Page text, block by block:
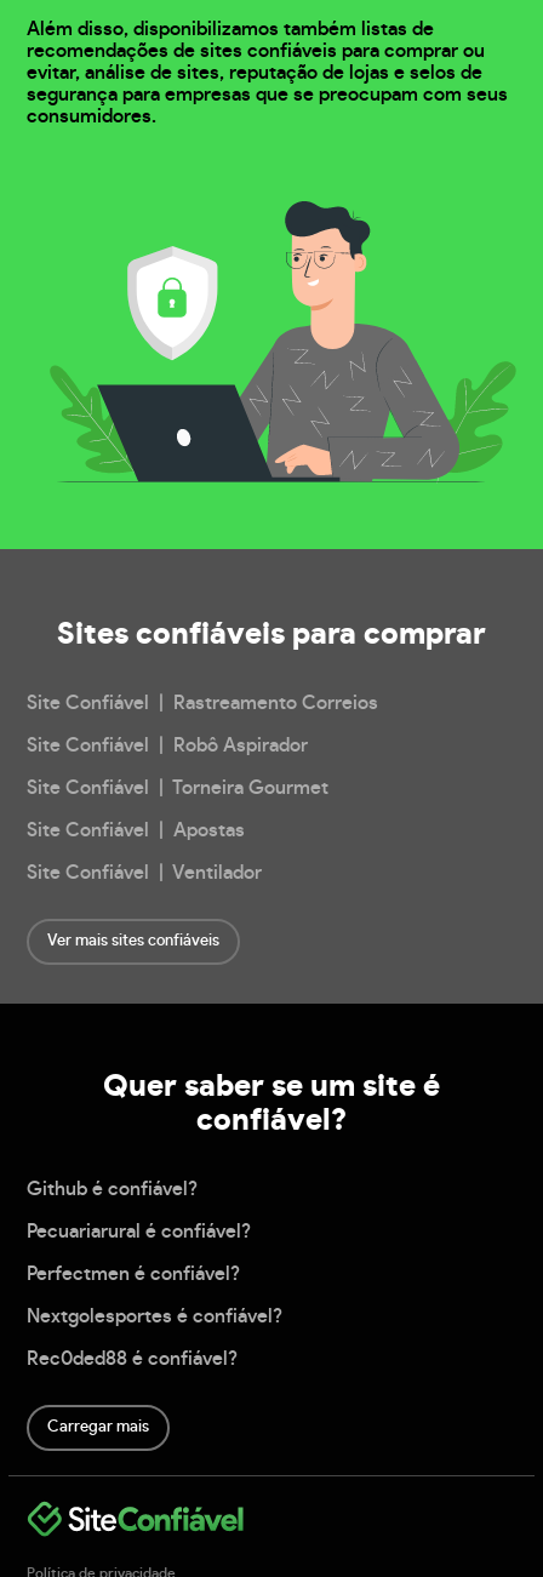
Além disso, disponibilizamos também listas de
recomendações de sites confiáveis para comprar ou
evitar, análise de sites, reputação de lojas e selos de
segurança para empresas que se preocupam com seus
consumidores.
Sites confiáveis para comprar
Site Confiável | Rastreamento Correios
Site Confiável | Robô Aspirador
Site Confiável | Torneira Gourmet
Site Confiável | Apostas
Site Confiável | Ventilador
Ver mais sites confiáveis
Quer saber se um site é
confiável?
Github é confiável?
Pecuariarural é confiável?
Perfectmen é confiável?
Nextgolesportes é confiável?
Rec0ded88 é confiável?
Carregar mais
Política de privacidade